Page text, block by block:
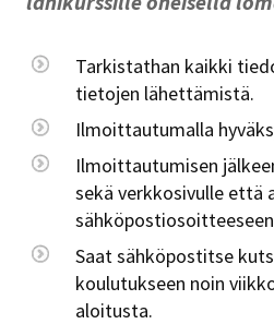
Tarkistathan kaikki
tietojen lähettämistä.
Ilmoittautumalla
Ilmoittautumisen
sekä verkkosivulle että
Saat sähköpostitse
koulutukseen noin
aloitusta.